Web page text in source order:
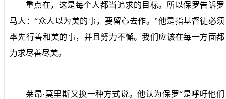
重点在，这是每个人都当追求的目标。所以保罗告诉罗
马人：“众人以为美的事，要留心去作。”他是指基督徒必须
率先行善和美的事，并且努力不懈。我们应该在每一方面都
力求尽善尽美。
莱昂·莫里斯又换一种方式说。他认为保罗“是呼吁他们